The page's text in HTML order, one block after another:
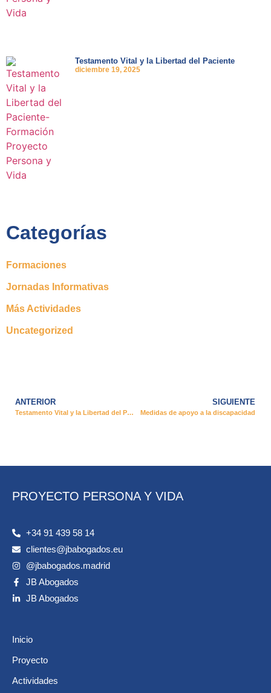
Testamento Vital y la Libertad del Paciente
diciembre 19, 2025
Categorías
Formaciones
Jornadas Informativas
Más Actividades
Uncategorized
ANTERIOR
Testamento Vital y la Libertad del Paciente
SIGUIENTE
Medidas de apoyo a la discapacidad
PROYECTO PERSONA Y VIDA
+34 91 439 58 14
clientes@jbabogados.eu
@jbabogados.madrid
JB Abogados
JB Abogados
Inicio
Proyecto
Actividades